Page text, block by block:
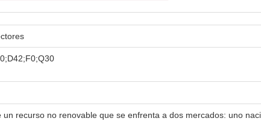
recurso no renovable que se enfrenta a dos mercados: uno